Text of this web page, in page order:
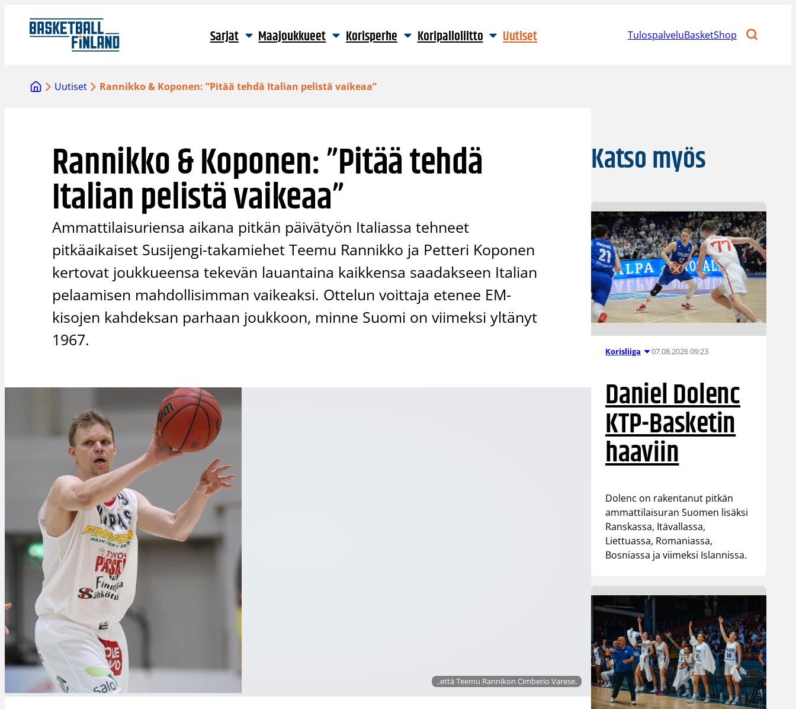
sisältöön
Sarjat Maajoukkueet Korisperhe Koripalloliitto Uutiset TulospalveluBasketShop
Uutiset Rannikko & Koponen: ”Pitää tehdä Italian pelistä vaikeaa”
Rannikko & Koponen: ”Pitää tehdä
Italian pelistä vaikeaa”
Ammattilaisuriensa aikana pitkän päivätyön Italiassa tehneet
pitkäaikaiset Susijengi-takamiehet Teemu Rannikko ja Petteri Koponen
kertovat joukkueensa tekevän lauantaina kaikkensa saadakseen Italian
pelaamisen mahdollisimman vaikeaksi. Ottelun voittaja etenee EM-
kisojen kahdeksan parhaan joukkoon, minne Suomi on viimeksi yltänyt
1967.
..että Teemu Rannikon Cimberio Varese.
Katso myös
Korisliiga 07.08.2026 09:23
Daniel Dolenc
KTP-Basketin
haaviin
Dolenc on rakentanut pitkän
ammattilaisuran Suomen lisäksi
Ranskassa, Itävallassa,
Liettuassa, Romaniassa,
Bosniassa ja viimeksi Islannissa.